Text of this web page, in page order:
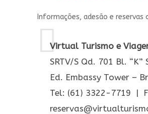
Informações, adesão e reservas
Virtual Turismo e
SRTV/S Qd. 701 Bl. “K”
Ed. Embassy Tower –
Tel: (61) 3322-7719 |